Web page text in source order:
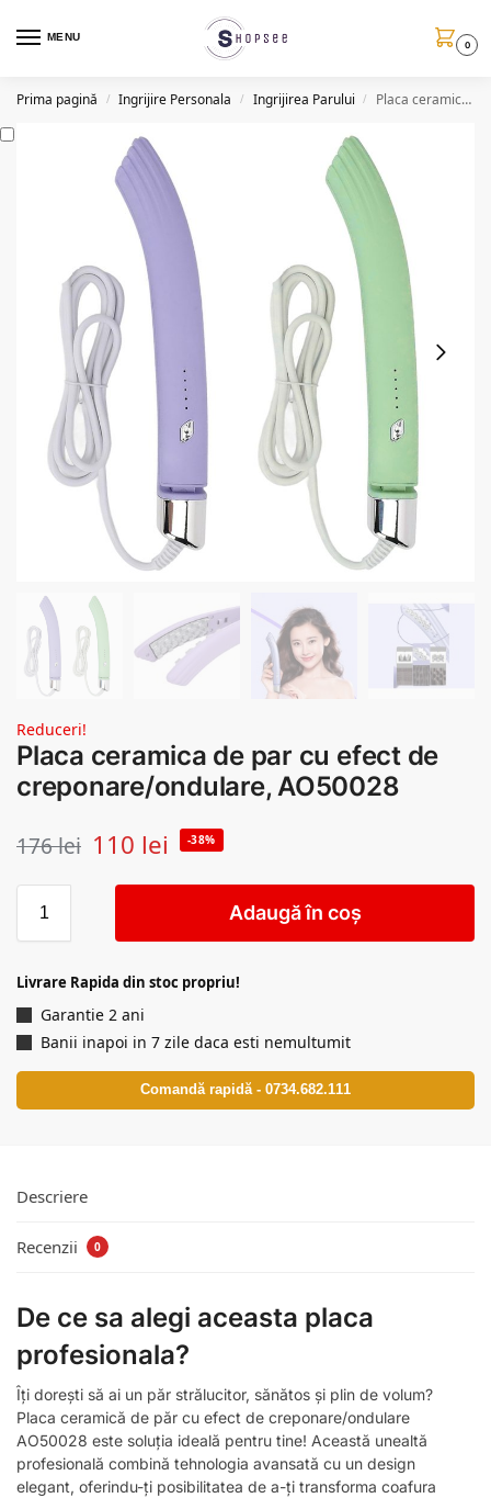
MENU
0
Prima pagină / Ingrijire Personala / Ingrijirea Parului / Placa ceramica de par cu efect de creponare/ondulare, AO50028
Reduceri!
Placa ceramica de par cu efect de
creponare/ondulare, AO50028
176lei 110 lei -38%
Adaugă în coș
Livrare Rapida din stoc propriu!
Garantie 2 ani
Banii inapoi in 7 zile daca esti nemultumit
Comandă rapidă - 0734.682.111
Descriere
Recenzii 0
De ce sa alegi aceasta placa
profesionala?
Îți dorești să ai un păr strălucitor, sănătos și plin de volum?
Placa ceramică de păr cu efect de creponare/ondulare
AO50028 este soluția ideală pentru tine! Această unealtă
profesională combină tehnologia avansată cu un design
elegant, oferindu-ți posibilitatea de a-ți transforma coafura